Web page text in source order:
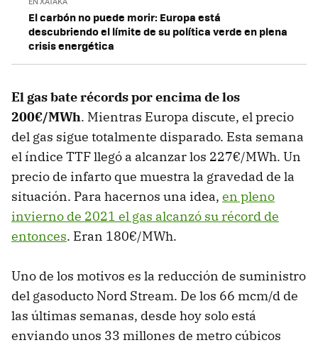
El carbón no puede morir: Europa está
descubriendo el límite de su política verde en plena
crisis energética
El gas bate récords por encima de los
200€/MWh. Mientras Europa discute, el precio
del gas sigue totalmente disparado. Esta semana
el índice TTF llegó a alcanzar los 227€/MWh. Un
precio de infarto que muestra la gravedad de la
situación. Para hacernos una idea, en pleno
invierno de 2021 el gas alcanzó su récord de
entonces. Eran 180€/MWh.
Uno de los motivos es la reducción de suministro
del gasoducto Nord Stream. De los 66 mcm/d de
las últimas semanas, desde hoy solo está
enviando unos 33 millones de metro cúbicos